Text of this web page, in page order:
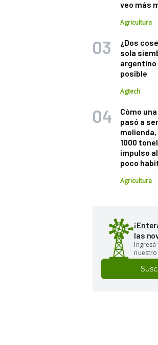
veo más
Agricultura
¿Dos
sola
argentino
posible
Agtech
Cómo
pasó a
1000
impulso
poco
Agricultura
las